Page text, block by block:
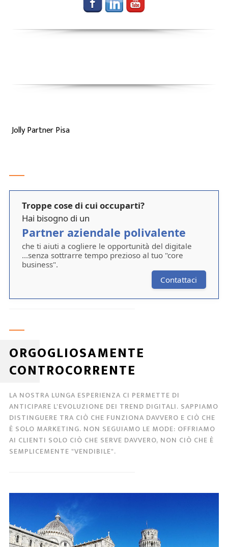
Jolly Partner Pisa
Troppe cose di cui occuparti?
Hai bisogno di un
Partner aziendale polivalente
che ti aiuti a cogliere le opportunità del digitale
...senza sottrarre tempo prezioso al tuo "core
business".
Contattaci
ORGOGLIOSAMENTE
CONTROCORRENTE
LA NOSTRA LUNGA ESPERIENZA CI PERMETTE DI
ANTICIPARE L'EVOLUZIONE DEI TREND DIGITALI. SAPPIAMO
DISTINGUERE TRA CIÒ CHE FUNZIONA DAVVERO E CIÒ CHE
È SOLO MARKETING. NON SEGUIAMO LE MODE: OFFRIAMO
AI CLIENTI SOLO CIÒ CHE SERVE DAVVERO, NON CIÒ CHE È
SEMPLICEMENTE "VENDIBILE".